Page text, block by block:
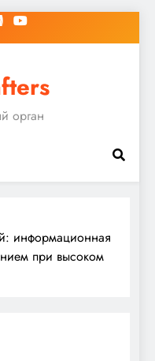
орган
информационная
при высоком